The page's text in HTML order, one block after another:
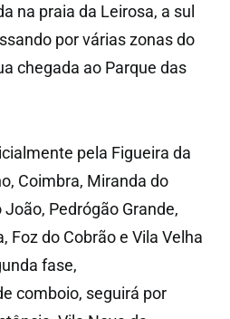
na praia da Leirosa, a sul
por várias zonas do
chegada ao Parque das
pela Figueira da
Coimbra, Miranda do
Pedrógão Grande,
Foz do Cobrão e Vila Velha
fase,
comboio, seguirá por